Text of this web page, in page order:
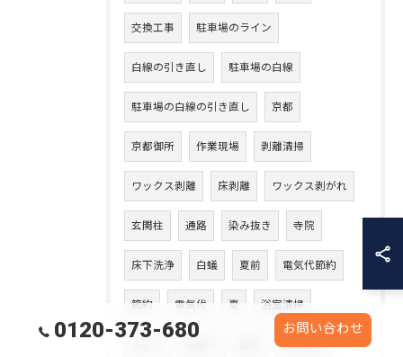
交換工事 駐車場のライン
白線の引き直し 駐車場の白線
駐車場の白線の引き直し 京都
京都御所 作業現場 剥離清掃
ワックス剥離 床剥離 ワックス剥がれ
玄関柱 通路 染み抜き 寺院
床下洗浄 白蟻 夏前 電気代節約
節約 電気代 夏 浴室清掃
元に戻す
0120-373-680 お問い合わせ